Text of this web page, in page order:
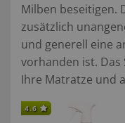
Milben beseitigen.
zusätzlich
und generell eine
vorhanden ist. Das
Ihre Matratze und
4.6